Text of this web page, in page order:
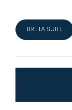
LIRE LA SUITE